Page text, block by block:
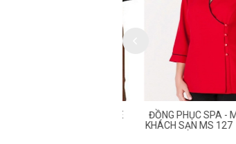
ĐỒNG PHỤC SPA -
KHÁCH SẠN MS 127